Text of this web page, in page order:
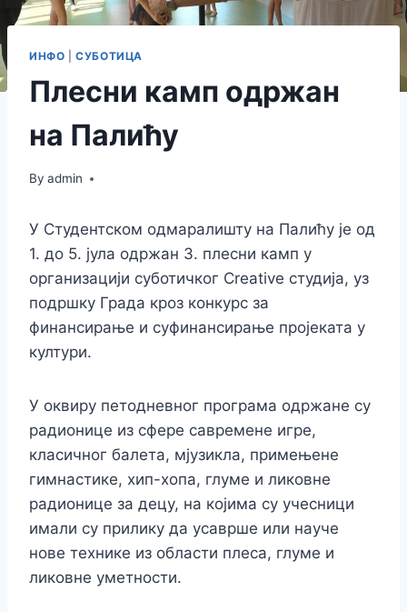
ИНФО |СУБОТИЦА
Плесни камп одржан
на Палићу
By admin
У Студентском одмаралишту на Палићу је од
1. до 5. јула одржан 3. плесни камп у
организацији суботичког Creative студија, уз
подршку Града кроз конкурс за
финансирање и суфинансирање пројеката у
култури.
У оквиру петодневног програма одржане су
радионице из сфере савремене игре,
класичног балета, мјузикла, примењене
гимнастике, хип-хопа, глуме и ликовне
радионице за децу, на којима су учесници
имали су прилику да усаврше или науче
нове технике из области плеса, глуме и
ликовне уметности.